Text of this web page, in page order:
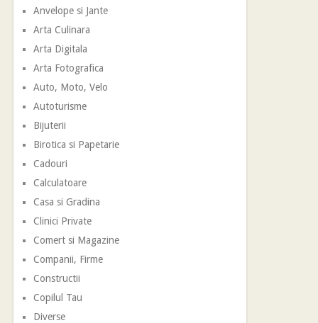
Anvelope si Jante
Arta Culinara
Arta Digitala
Arta Fotografica
Auto, Moto, Velo
Autoturisme
Bijuterii
Birotica si Papetarie
Cadouri
Calculatoare
Casa si Gradina
Clinici Private
Comert si Magazine
Companii, Firme
Constructii
Copilul Tau
Diverse